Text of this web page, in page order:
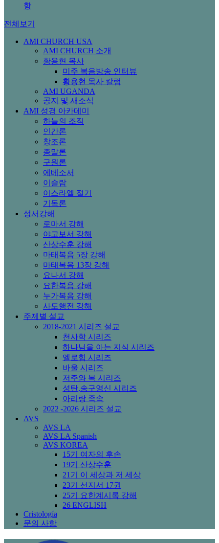
항
전체보기
AMI CHURCH USA
AMI CHURCH 소개
황용현 목사
미주 복음방송 인터뷰
황용현 목사 칼럼
AMI UGANDA
공지 및 새소식
AMI 성경 아카데미
하늘의 조직
인간론
창조론
종말론
구원론
에베소서
이슬람
이스라엘 절기
기독론
성서강해
로마서 강해
야고보서 강해
산상수훈 강해
마태복음 5장 강해
마태복음 13장 강해
요나서 강해
요한복음 강해
누가복음 강해
사도행전 강해
주제별 설교
2018-2021 시리즈 설교
천사학 시리즈
하나님을 아는 지식 시리즈
엘로힘 시리즈
바울 시리즈
저주와 복 시리즈
성탄,송구영신 시리즈
아리랑 족속
2022 -2026 시리즈 설교
AVS
AVS LA
AVS LA Spanish
AVS KOREA
15기 여자의 후손
19기 산상수훈
21기 이 세상과 저 세상
23기 선지서 17권
25기 요한계시록 강해
26 ENGLISH
Cristología
문의 사항